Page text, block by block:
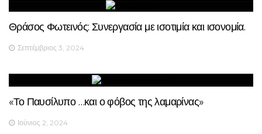
Θράσος Φωτεινός: Συνεργασία με ισοτιμία και ισονομία.
Σεπτέμβριος 3, 2024
«Το Παυσίλυπο …και ο φόβος της λαμαρίνας»
Ιούνιος 2, 2024